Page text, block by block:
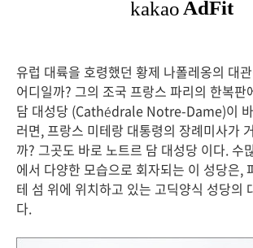
유럽 대륙을 호령했던 황제 나폴레옹의 대
어디일까? 그의 조국 프랑스 파리의 한복판
담 대성당 (Cathédrale Notre-Dame)이
러면, 프랑스 미테랑 대통령의 장례미사가
까? 그곳도 바로 노트르 담 대성당 이다. 수
에서 다양한 모습으로 회자되는 이 성당은,
테 섬 위에 위치하고 있는 고딕양식 성당의
다.